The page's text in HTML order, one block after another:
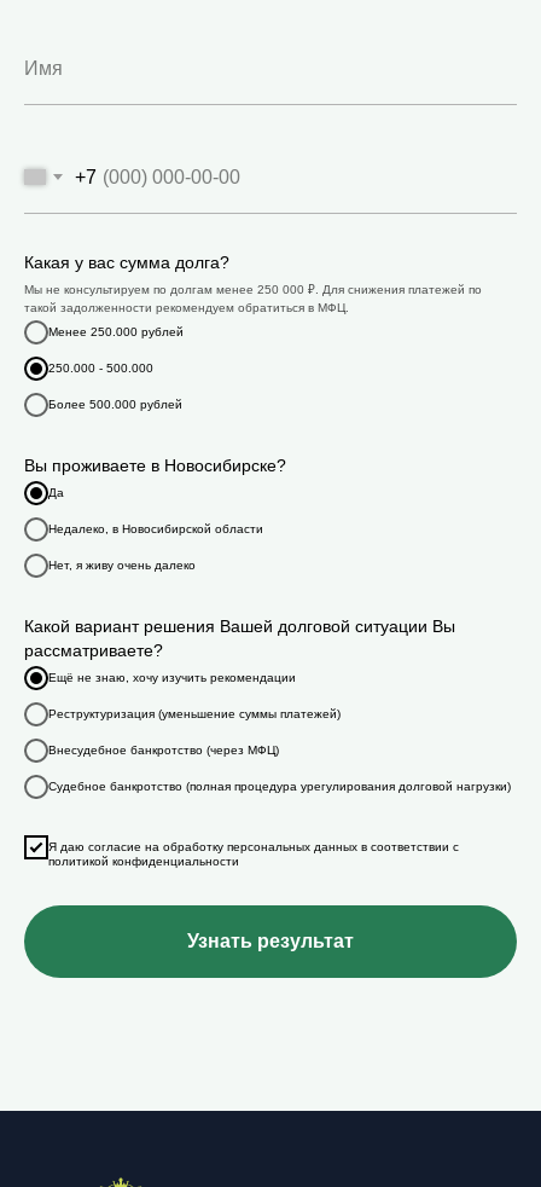
+7
Какая у вас сумма долга?
Мы не консультируем по долгам менее 250 000 ₽. Для снижения платежей по
такой задолженности рекомендуем обратиться в МФЦ.
Менее 250.000 рублей
250.000 - 500.000
Более 500.000 рублей
Вы проживаете в Новосибирске?
Да
Недалеко, в Новосибирской области
Нет, я живу очень далеко
Какой вариант решения Вашей долговой ситуации Вы
рассматриваете?
Ещё не знаю, хочу изучить рекомендации
Реструктуризация (уменьшение суммы платежей)
Внесудебное банкротство (через МФЦ)
Судебное банкротство (полная процедура урегулирования долговой нагрузки)
Я даю согласие на обработку персональных данных в соответствии с
политикой конфиденциальности
Узнать результат